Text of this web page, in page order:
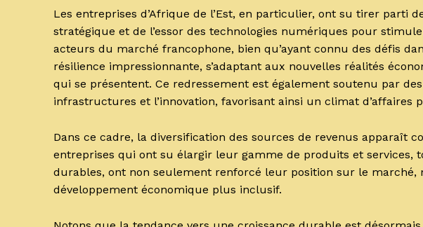
Les entreprises d’Afrique de l’Est, en particulier, ont su tirer parti
stratégique et de l’essor des technologies numériques pour
acteurs du marché francophone, bien qu’ayant connu des défis
résilience impressionnante, s’adaptant aux nouvelles réalités
qui se présentent. Ce redressement est également soutenu par
infrastructures et l’innovation, favorisant ainsi un climat d’affaires
Dans ce cadre, la diversification des sources de revenus apparaît
entreprises qui ont su élargir leur gamme de produits et services,
durables, ont non seulement renforcé leur position sur le marché,
développement économique plus inclusif.